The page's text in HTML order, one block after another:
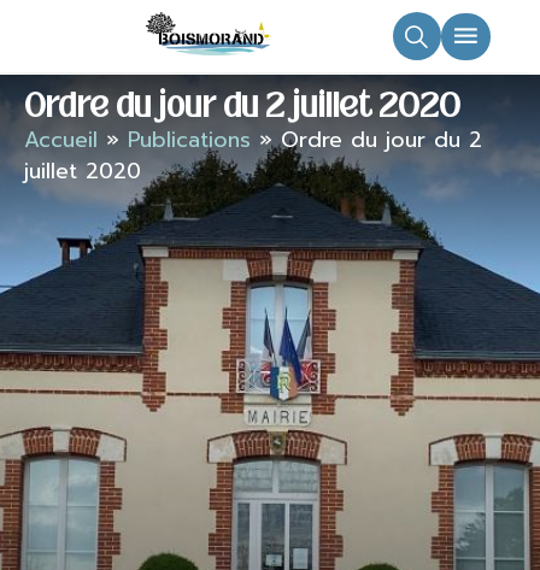
Ordre du jour du 2 juillet 2020
Accueil » Publications »Ordre du jour du 2
juillet 2020